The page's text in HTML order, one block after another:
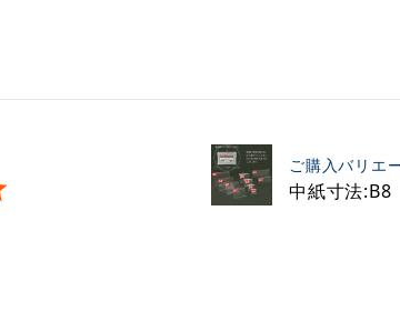
ご購入バリエ
中紙寸法:B8